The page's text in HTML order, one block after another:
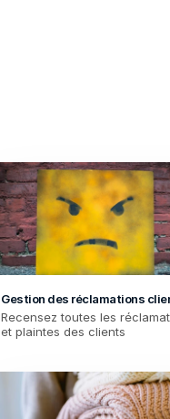
Gestion des réclamations
Recensez toutes les
et plaintes des clients